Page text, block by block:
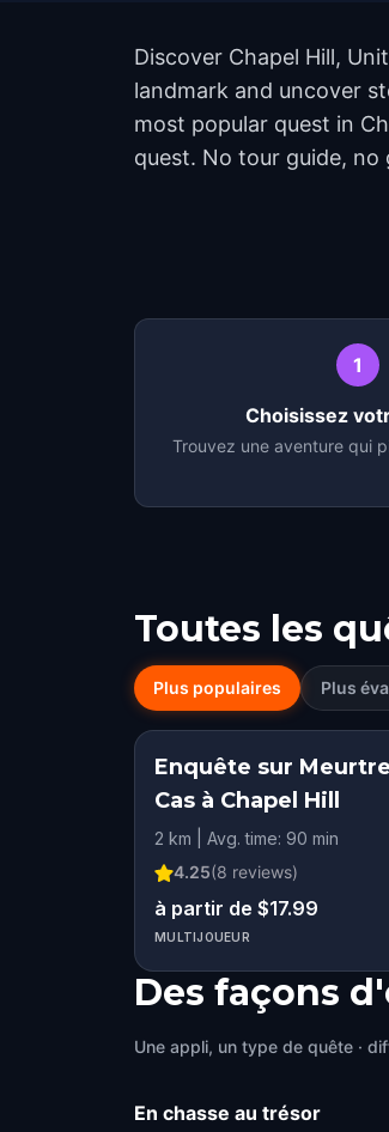
Discover Chapel Hill,
landmark and uncover
most popular quest in
quest. No tour guide,
1
Choisissez
Trouvez une aventure qui
Toutes les
Plus populaires Plus
Enquête sur
Cas à Chapel Hill
2 km | Avg. time: 90 min
4.25(8 reviews)
à partir de $17.99
MULTIJOUEUR
Des façons
Une appli, un type de quête ·
En chasse au trésor